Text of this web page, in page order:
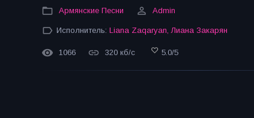
Армянские Песни Admin
Исполнитель: Liana Zaqaryan Лиана Закарян
1066 320 кб/с 5.0/5